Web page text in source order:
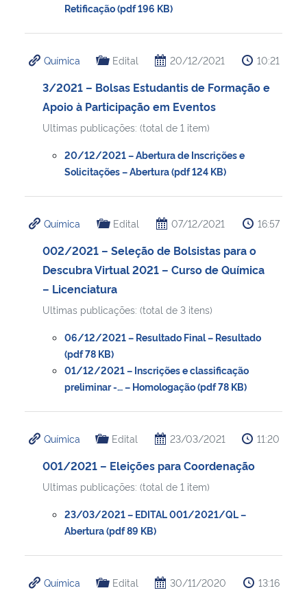
Retificação (pdf 196 KB)
Química Edital 20/12/2021 10:21
3/2021 – Bolsas Estudantis de Formação e
Apoio à Participação em Eventos
Ultimas publicações: (total de 1 item)
20/12/2021 – Abertura de Inscrições e
Solicitações – Abertura (pdf 124 KB)
Química Edital 07/12/2021 16:57
002/2021 – Seleção de Bolsistas para o
Descubra Virtual 2021 – Curso de Química
– Licenciatura
Ultimas publicações: (total de 3 itens)
06/12/2021 – Resultado Final – Resultado
(pdf 78 KB)
01/12/2021 – Inscrições e classificação
preliminar -… – Homologação (pdf 78 KB)
Química Edital 23/03/2021 11:20
001/2021 – Eleições para Coordenação
Ultimas publicações: (total de 1 item)
23/03/2021 – EDITAL 001/2021/QL –
Abertura (pdf 89 KB)
Química Edital 30/11/2020 13:16